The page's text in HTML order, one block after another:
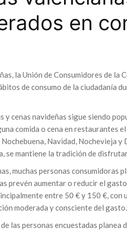
en
la Unión de Consumidores de la
de consumo de la ciudadanía
y cenas navideñas sigue siendo
comida o cena en restaurantes
Navidad, Nochevieja y
se mantiene la tradición de
muchas personas consumidoras
prevén aumentar o reducir el
entre 50 € y 150 €, con
moderada y consciente del gasto.
las personas encuestadas planea